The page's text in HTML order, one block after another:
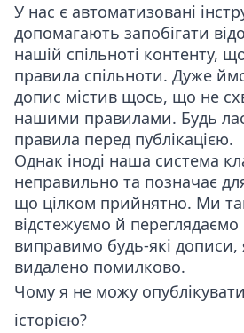
У нас є автоматизовані
допомагають запобігати
нашій спільноті контенту,
правила спільноти. Дуже
допис містив щось, що не
нашими правилами. Будь
правила перед публікацією.
Однак іноді наша система
неправильно та позначає
що цілком прийнятно. Ми
відстежуємо й переглядаємо
виправимо будь-які дописи,
видалено помилково.
Чому я не можу
історією?